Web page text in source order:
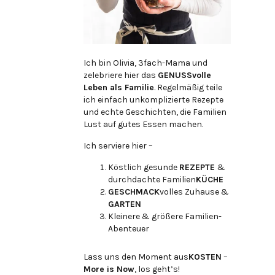
Ich bin Olivia, 3fach-Mama und
zelebriere hier das GENUSSvolle
Leben als Familie. Regelmäßig teile
ich einfach unkomplizierte Rezepte
und echte Geschichten, die Familien
Lust auf gutes Essen machen.
Ich serviere hier –
Köstlich gesunde REZEPTE &
durchdachte FamilienKÜCHE
GESCHMACKvolles Zuhause &
GARTEN
Kleinere & größere Familien-
Abenteuer
Lass uns den Moment ausKOSTEN –
More is Now, los geht’s!